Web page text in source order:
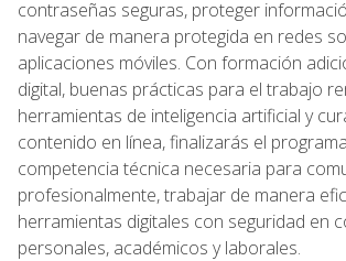
contraseñas seguras, proteger
navegar de manera protegida en redes
aplicaciones móviles. Con formación
digital, buenas prácticas para el trabajo
herramientas de inteligencia artificial y
contenido en línea, finalizarás el
competencia técnica necesaria para
profesionalmente, trabajar de manera
herramientas digitales con seguridad en
personales, académicos y laborales.